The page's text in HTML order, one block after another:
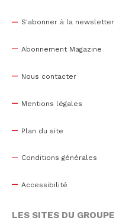
S'abonner à la newsletter
Abonnement Magazine
Nous contacter
Mentions légales
Plan du site
Conditions générales
Accessibilité
LES SITES DU